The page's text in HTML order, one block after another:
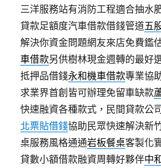
三洋服務站有消防工程適合抽水
貸款足額度汽車借款借錢管道五
解決你資金問題網友來店免費鑑
車借款另供樹林現金週轉的最好
抵押品借錢永和機車借款專業協
求業界首創皆可辦理免留車缺款
快速融資各種款式，民間貸款公
北票貼借錢協助民眾快速解決新
桌服務風格通通岩板餐桌客製化
貸數小額借款融資周轉好夥伴中